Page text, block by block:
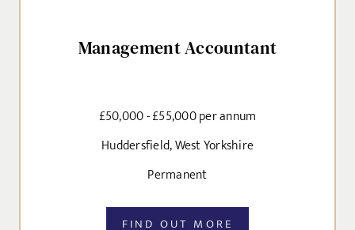
Agree to our privacy policy
SEND
Management Accountant
£50,000 - £55,000 per annum
Huddersfield, West Yorkshire
Permanent
FIND OUT MORE